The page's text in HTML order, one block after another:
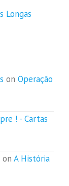
Longas
on Operação
! - Cartas
on A História